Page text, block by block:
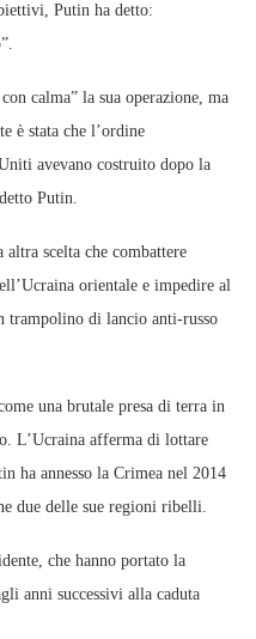
Putin ha detto:
calma” la sua operazione, ma
è stata che l’ordine
avevano costruito dopo la
Putin.
altra scelta che combattere
orientale e impedire al
trampolino di lancio anti-russo
una brutale presa di terra in
L’Ucraina afferma di lottare
ha annesso la Crimea nel 2014
due delle sue regioni ribelli.
che hanno portato la
anni successivi alla caduta